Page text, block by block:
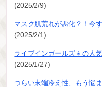
(2025/2/9)
マスク肌荒れが悪化？！今
(2025/2/1)
ライブインガールズ👧の人
(2025/1/27)
つらい末端冷え性、もう悩